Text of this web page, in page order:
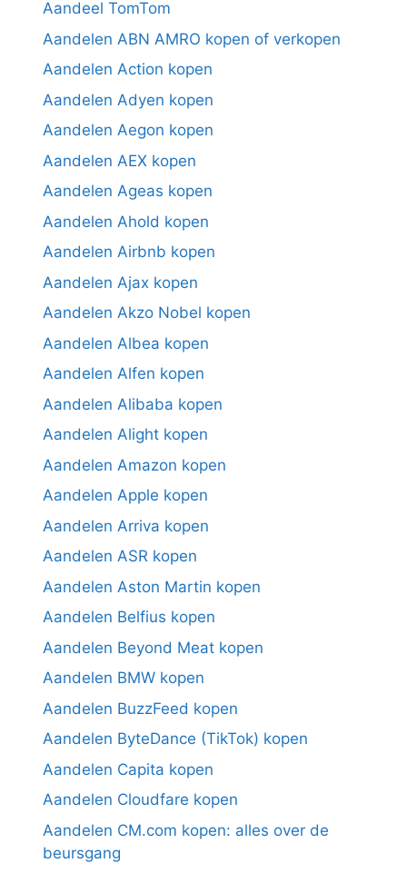
Aandeel TomTom
Aandelen ABN AMRO kopen of verkopen
Aandelen Action kopen
Aandelen Adyen kopen
Aandelen Aegon kopen
Aandelen AEX kopen
Aandelen Ageas kopen
Aandelen Ahold kopen
Aandelen Airbnb kopen
Aandelen Ajax kopen
Aandelen Akzo Nobel kopen
Aandelen Albea kopen
Aandelen Alfen kopen
Aandelen Alibaba kopen
Aandelen Alight kopen
Aandelen Amazon kopen
Aandelen Apple kopen
Aandelen Arriva kopen
Aandelen ASR kopen
Aandelen Aston Martin kopen
Aandelen Belfius kopen
Aandelen Beyond Meat kopen
Aandelen BMW kopen
Aandelen BuzzFeed kopen
Aandelen ByteDance (TikTok) kopen
Aandelen Capita kopen
Aandelen Cloudfare kopen
Aandelen CM.com kopen: alles over de
beursgang